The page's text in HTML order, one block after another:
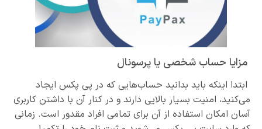
مزایا حساب شخصی یا پرسونال
ابتدا اینکه باید بدانید حساب‌هایی که در پی پکس ایجاد
می‌کنید، امنیت بسیار بالایی دارند و در کنار آن با داشتن کاربری
آسان امکان استفاده از آن برای تمامی افراد مقدور است. زمانی